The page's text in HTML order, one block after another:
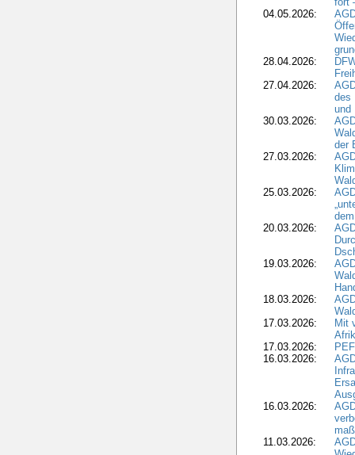
04.05.2026:
28.04.2026:
27.04.2026:
des
und
30.03.2026:
der
27.03.2026:
25.03.2026:
20.03.2026:
19.03.2026:
18.03.2026:
17.03.2026:
Mit
17.03.2026:
16.03.2026:
16.03.2026:
11.03.2026: